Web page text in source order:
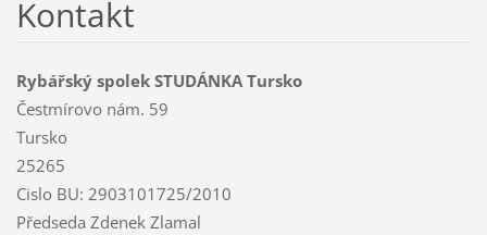
Kontakt
Rybářský spolek STUDÁNKA Tursko
Čestmírovo nám. 59
Tursko
25265
Cislo BU: 2903101725/2010
Předseda Zdenek Zlamal